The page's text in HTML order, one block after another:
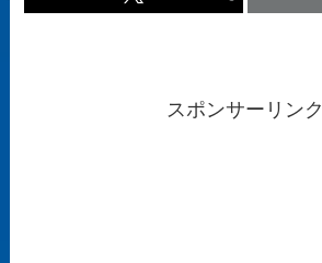
スポンサーリンク